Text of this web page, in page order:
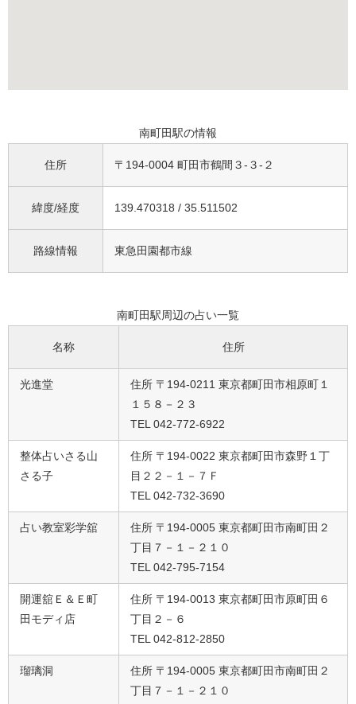
南町田駅の情報
住所 〒194-0004 町田市鶴間３-３-２
緯度/経度 139.470318 / 35.511502
路線情報 東急田園都市線
南町田駅周辺の占い一覧
名称 住所
光進堂
住所 〒194-0211 東京都町田市相原町１
１５８－２３
TEL 042-772-6922
整体占いさる山
さる子
住所 〒194-0022 東京都町田市森野１丁
目２２－１－７Ｆ
TEL 042-732-3690
占い教室彩学舘
住所 〒194-0005 東京都町田市南町田２
丁目７－１－２１０
TEL 042-795-7154
開運舘Ｅ＆Ｅ町
田モディ店
住所 〒194-0013 東京都町田市原町田６
丁目２－６
TEL 042-812-2850
瑠璃洞
住所 〒194-0005 東京都町田市南町田２
丁目７－１－２１０